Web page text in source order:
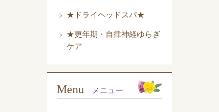
★ドライヘッドスパ★
★更年期・自律神経ゆらぎ
ケア
Menu メニュー